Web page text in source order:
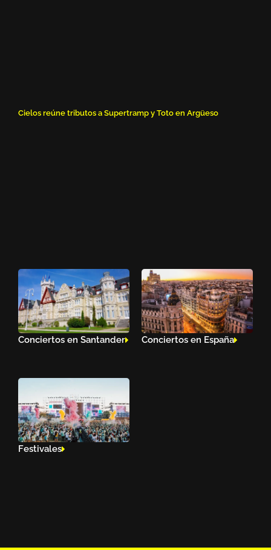
Cielos reúne tributos a Supertramp y Toto en Argüeso
Conciertos en Santander Conciertos en España
Festivales